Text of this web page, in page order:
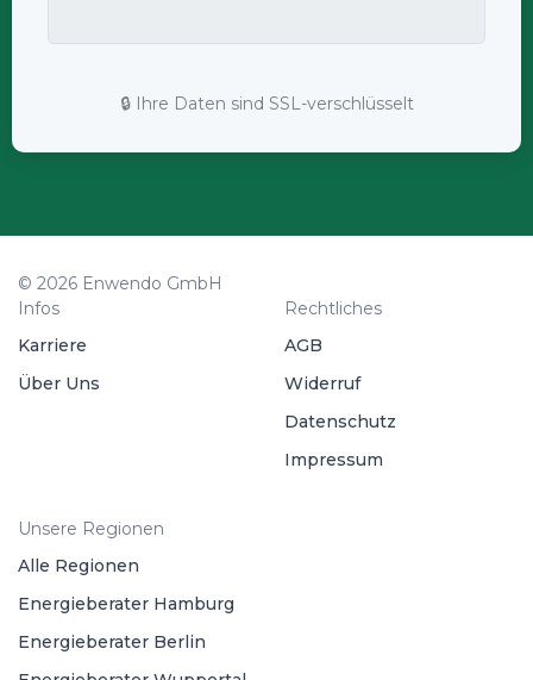
🔒 Ihre Daten sind SSL-verschlüsselt
© 2026 Enwendo GmbH
Infos
Karriere
Über Uns
Rechtliches
AGB
Widerruf
Datenschutz
Impressum
Unsere Regionen
Alle Regionen
Energieberater Hamburg
Energieberater Berlin